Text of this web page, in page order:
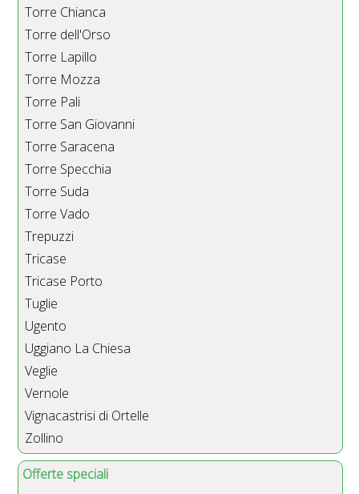
Torre Chianca
Torre dell'Orso
Torre Lapillo
Torre Mozza
Torre Pali
Torre San Giovanni
Torre Saracena
Torre Specchia
Torre Suda
Torre Vado
Trepuzzi
Tricase
Tricase Porto
Tuglie
Ugento
Uggiano La Chiesa
Veglie
Vernole
Vignacastrisi di Ortelle
Zollino
Offerte speciali